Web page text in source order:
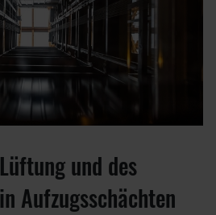
und des
Aufzugsschächten